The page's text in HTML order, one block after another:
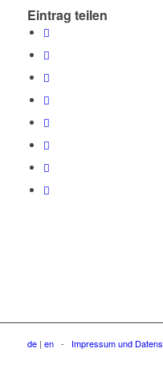
Eintrag teilen
de| en- Impressum und